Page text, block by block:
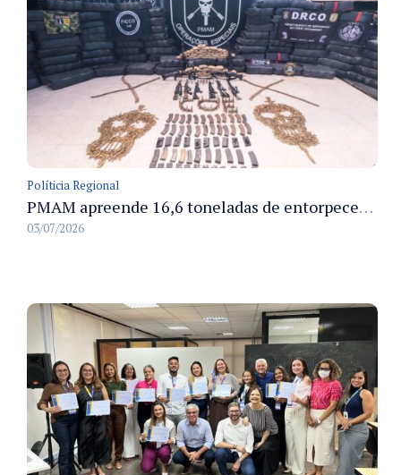
Políticia Regional
PMAM apreende 16,6 toneladas de entorpecentes e registra aumento nas prisões em flagrante e nas capturas de foragidos no primeiro semestre de 2026
03/07/2026